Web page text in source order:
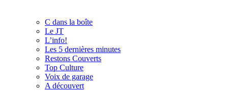
C dans la boîte
Le JT
L’info!
Les 5 dernières minutes
Restons Couverts
Top Culture
Voix de garage
A découvert